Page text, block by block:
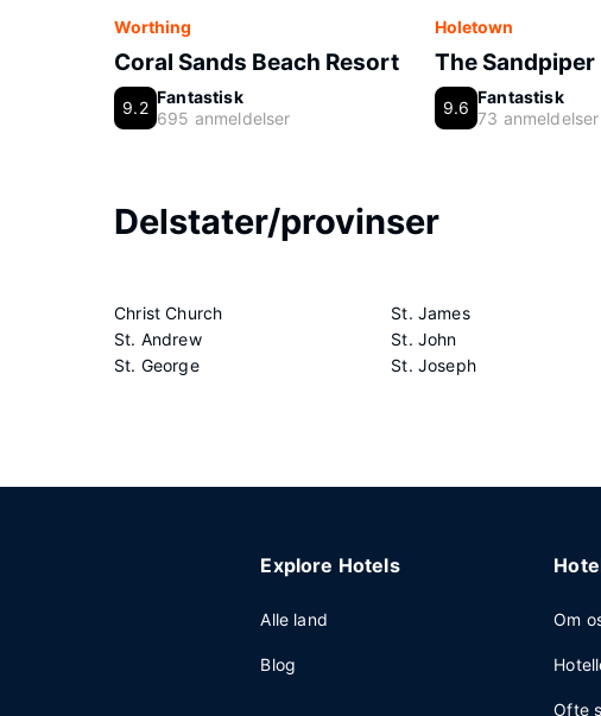
Worthing
Coral Sands Beach Resort
9.2
Fantastisk
695 anmeldelser
Holetown
The Sandpiper
9.6
Fantastisk
73 anmeldelser
Delstater/provinser
Christ Church
St. Andrew
St. George
St. James
St. John
St. Joseph
Explore Hotels
Alle land
Blog
Om
Ofte